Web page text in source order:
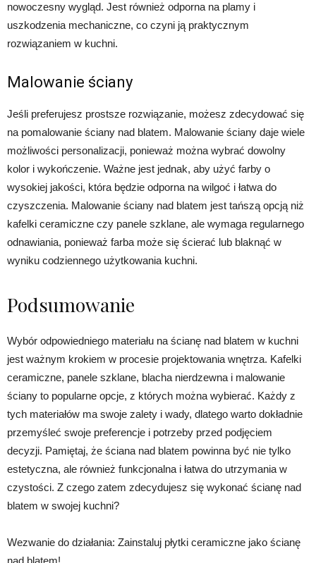
nowoczesny wygląd. Jest również odporna na plamy i
uszkodzenia mechaniczne, co czyni ją praktycznym
rozwiązaniem w kuchni.
Malowanie ściany
Jeśli preferujesz prostsze rozwiązanie, możesz zdecydować się
na pomalowanie ściany nad blatem. Malowanie ściany daje wiele
możliwości personalizacji, ponieważ można wybrać dowolny
kolor i wykończenie. Ważne jest jednak, aby użyć farby o
wysokiej jakości, która będzie odporna na wilgoć i łatwa do
czyszczenia. Malowanie ściany nad blatem jest tańszą opcją niż
kafelki ceramiczne czy panele szklane, ale wymaga regularnego
odnawiania, ponieważ farba może się ścierać lub blaknąć w
wyniku codziennego użytkowania kuchni.
Podsumowanie
Wybór odpowiedniego materiału na ścianę nad blatem w kuchni
jest ważnym krokiem w procesie projektowania wnętrza. Kafelki
ceramiczne, panele szklane, blacha nierdzewna i malowanie
ściany to popularne opcje, z których można wybierać. Każdy z
tych materiałów ma swoje zalety i wady, dlatego warto dokładnie
przemyśleć swoje preferencje i potrzeby przed podjęciem
decyzji. Pamiętaj, że ściana nad blatem powinna być nie tylko
estetyczna, ale również funkcjonalna i łatwa do utrzymania w
czystości. Z czego zatem zdecydujesz się wykonać ścianę nad
blatem w swojej kuchni?
Wezwanie do działania: Zainstaluj płytki ceramiczne jako ścianę